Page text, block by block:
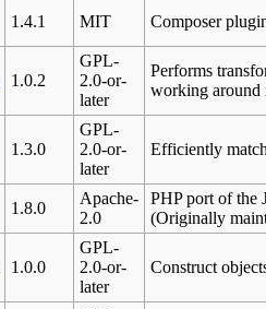
1.4.1 MIT Composer
1.0.2
GPL-
2.0-or-
later
Performs
working around
1.3.0
GPL-
2.0-or-
later
Efficiently
1.8.0
Apache-
2.0
PHP port of the
(Originally
1.0.0
GPL-
2.0-or-
later
Construct